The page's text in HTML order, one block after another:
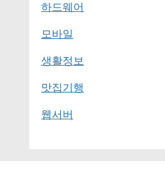
하드웨어
모바일
생활정보
맛집기행
웹서버